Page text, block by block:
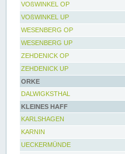
VOßWINKEL OP
VOßWINKEL UP
WESENBERG OP
WESENBERG UP
ZEHDENICK OP
ZEHDENICK UP
ORKE
DALWIGKSTHAL
KLEINES HAFF
KARLSHAGEN
KARNIN
UECKERMÜNDE